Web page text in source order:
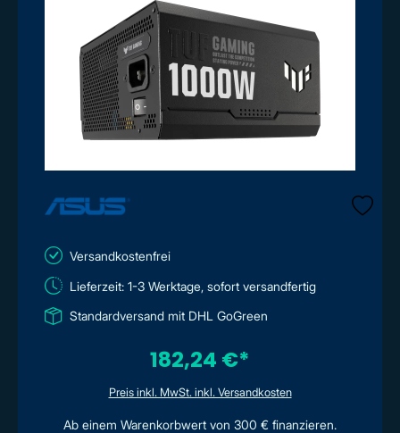
Versandkostenfrei
Lieferzeit: 1-3 Werktage, sofort versandfertig
Standardversand mit DHL GoGreen
182,24 €*
Preis inkl. MwSt. inkl. Versandkosten
Ab einem Warenkorbwert von 300 € finanzieren.